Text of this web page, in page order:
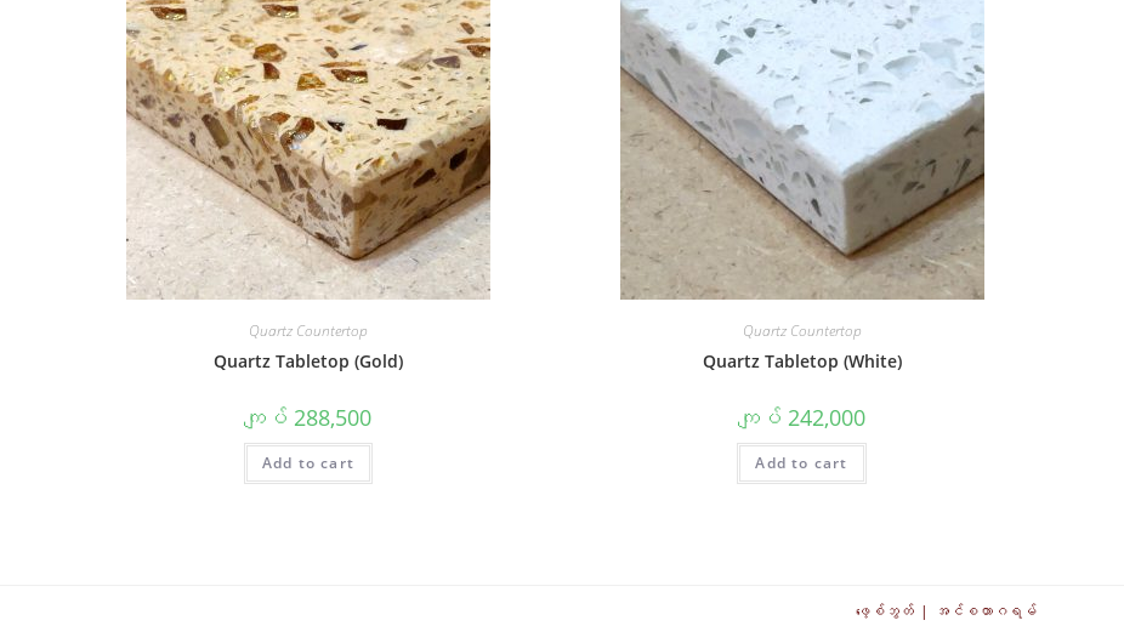
Quartz Countertop
Quartz Tabletop (Gold)
ကျပ် 288,500
Add to cart
Quartz Countertop
Quartz Tabletop (White)
ကျပ် 242,000
Add to cart
ဖေ့စ်ဘွတ် အင်စတာဂရမ်